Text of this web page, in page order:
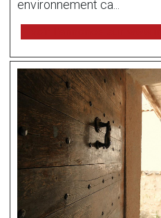
environnement ca...